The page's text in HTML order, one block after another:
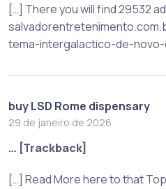
[…] There you will find 29532
tema-intergalactico-de-novo-
buy LSD Rome dispensary
29 de janeiro de 2026
… [Trackback]
[…] Read More here to that